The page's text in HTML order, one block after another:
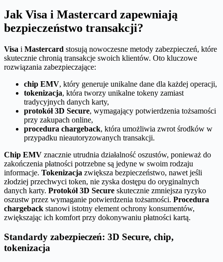
Jak Visa i Mastercard zapewniają
bezpieczeństwo transakcji?
Visa i Mastercard stosują nowoczesne metody zabezpieczeń, które
skutecznie chronią transakcje swoich klientów. Oto kluczowe
rozwiązania zabezpieczające:
chip EMV, który generuje unikalne dane dla każdej operacji,
tokenizacja, która tworzy unikalne tokeny zamiast
tradycyjnych danych karty,
protokół 3D Secure, wymagający potwierdzenia tożsamości
przy zakupach online,
procedura chargeback, która umożliwia zwrot środków w
przypadku nieautoryzowanych transakcji.
Chip EMV znacznie utrudnia działalność oszustów, ponieważ do
zakończenia płatności potrzebne są jedyne w swoim rodzaju
informacje. Tokenizacja zwiększa bezpieczeństwo, nawet jeśli
złodziej przechwyci token, nie zyska dostępu do oryginalnych
danych karty. Protokół 3D Secure skutecznie zmniejsza ryzyko
oszustw przez wymaganie potwierdzenia tożsamości. Procedura
chargeback stanowi istotny element ochrony konsumentów,
zwiększając ich komfort przy dokonywaniu płatności kartą.
Standardy zabezpieczeń: 3D Secure, chip,
tokenizacja